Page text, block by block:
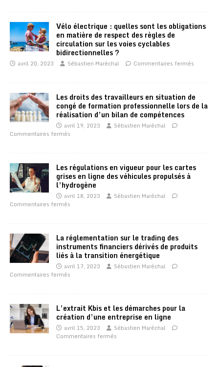
Vélo électrique : quelles sont les obligations
en matière de respect des règles de
circulation sur les voies cyclables
bidirectionnelles ?
avril 20, 2023 Sébastien Maréchal Commentaires fermés
Les droits des travailleurs en situation de
congé de formation professionnelle lors de la
réalisation d’un bilan de compétences
avril 19, 2023
Sébastien Maréchal
Commentaires fermés
Les régulations en vigueur pour les cartes
grises en ligne des véhicules propulsés à
l’hydrogène
avril 18, 2023
Sébastien Maréchal
Commentaires fermés
La réglementation sur le trading des
instruments financiers dérivés de produits
liés à la transition énergétique
avril 17, 2023
Sébastien Maréchal
Commentaires fermés
L’extrait Kbis et les démarches pour la
création d’une entreprise en ligne
avril 15, 2023
Sébastien Maréchal
Commentaires fermés